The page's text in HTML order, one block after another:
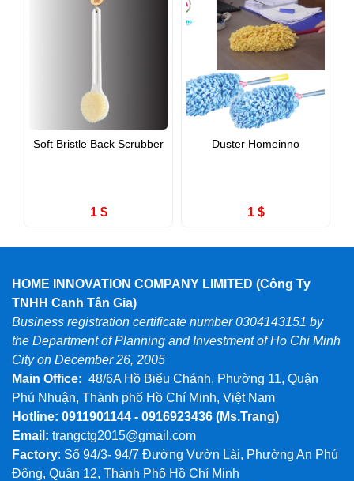
Soft Bristle Back Scrubber
1 $
Duster Homeinno
1 $
HOME INNOVATION COMPANY LIMITED (Công Ty
TNHH Canh Tân Gia)
Business registration certificate number 0304143151 by
the Department of Planning and Investment of Ho Chi Minh
City on December 26, 2005
Main Office: 48/6A Hồ Biểu Chánh, Phường 11, Quận
Phú Nhuận, Thành phố Hồ Chí Minh, Việt Nam
Hotline: 0911901144 - 0916923436 (Ms.Trang)
Email: trangctg2015@gmail.com
Factory: Số 94/3- 94/7 Đường Vườn Lài, Phường An Phú
Đông, Quận 12, Thành Phố Hồ Chí Minh